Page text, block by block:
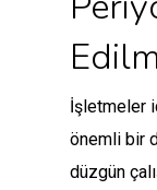
İşletmeler
önemli bir
düzgün